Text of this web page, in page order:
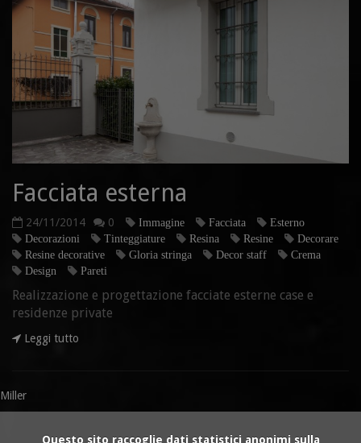
Facciata esterna
24/11/2014 0 Immagine Facciata
Esterno
Decorazioni
Tinteggiature Resina Resine
Decorare
Resine decorative
Gloria stringa Decor staff
Crema
Design
Pareti
Realizzazione e progettazione facciate esterne case e
residenze private
Leggi tutto
Miller
Questo sito raccoglie dati statistici anonimi sulla